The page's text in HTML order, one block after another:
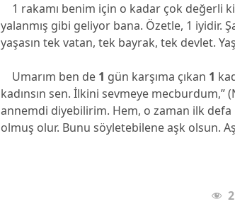
1 rakamı benim için o kadar çok değerli
yalanmış gibi geliyor bana. Özetle, 1 iyidir.
yaşasın tek vatan, tek bayrak, tek devlet.
Umarım ben de 1 gün karşıma çıkan 1
kadınsın sen. İlkini sevmeye
annemdi diyebilirim. Hem, o zaman ilk
olmuş olur. Bunu söyletebilene aşk olsun.